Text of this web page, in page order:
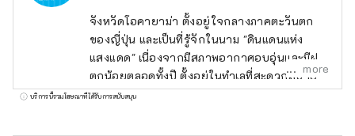
จังหวัดโอคายาม่า ตั้งอยู่ใจกลางภาคตะวันตก
ของญี่ปุ่น และเป็นที่รู้จักในนาม "ดินแดนแห่ง
แสงแดด" เนื่องจากมีสภาพอากาศอบอุ่นและมีฝน
ตกน้อยตลอดทั้งปี ตั้งอยู่ในทำเลที่สะดวกสบาย
ระหว่างสถานที่ท่องเที่ยวชื่อดังอย่าง เกียวโต โอ
more
บริการนี้รวมโฆษณาที่ได้รับการสนับสนุน